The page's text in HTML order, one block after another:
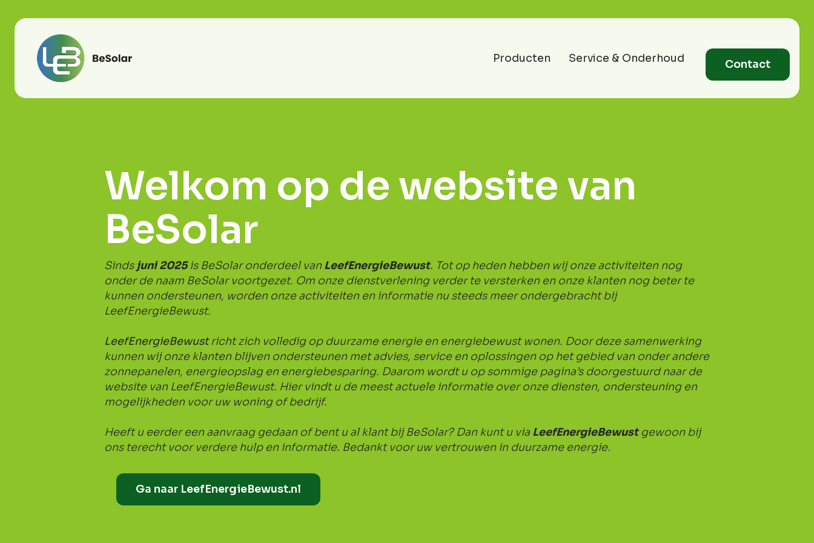
Producten Service & Onderhoud Contact
Welkom op de website van
BeSolar
Sindsjuni 2025is BeSolar onderdeel van LeefEnergieBewust. Tot op heden hebben wij onze activiteiten nog
onder de naam BeSolar voortgezet. Om onze dienstverlening verder te versterken en onze klanten nog beter te
kunnen ondersteunen, worden onze activiteiten en informatie nu steeds meer ondergebracht bij
LeefEnergieBewust.
LeefEnergieBewustricht zich volledig op duurzame energie en energiebewust wonen. Door deze samenwerking
kunnen wij onze klanten blijven ondersteunen met advies, service en oplossingen op het gebied van onder andere
zonnepanelen, energieopslag en energiebesparing. Daarom wordt u op sommige pagina’s doorgestuurd naar de
website van LeefEnergieBewust. Hier vindt u de meest actuele informatie over onze diensten, ondersteuning en
mogelijkheden voor uw woning of bedrijf.
Heeft u eerder een aanvraag gedaan of bent u al klant bij BeSolar? Dan kunt u via LeefEnergieBewustgewoon bij
ons terecht voor verdere hulp en informatie. Bedankt voor uw vertrouwen in duurzame energie.
Ga naar LeefEnergieBewust.nl